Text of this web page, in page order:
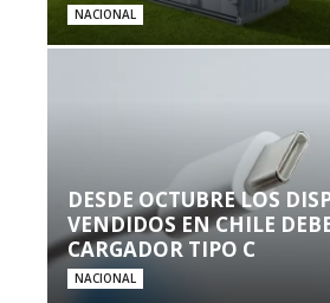
NACIONAL
DESDE OCTUBRE LOS
VENDIDOS EN CHILE
CARGADOR TIPO C
NACIONAL